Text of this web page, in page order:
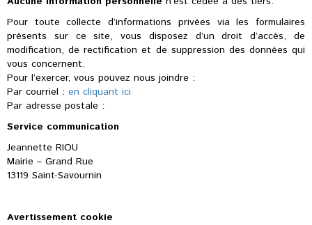
Pour toute collecte d’informations privées via les formulaires
présents sur ce site, vous disposez d’un droit d’accès, de
modification, de rectification et de suppression des données qui
vous concernent.
Pour l’exercer, vous pouvez nous joindre :
Par courriel : en cliquant ici
Par adresse postale :
Service communication
Jeannette RIOU
Mairie – Grand Rue
13119 Saint-Savournin
Avertissement cookie